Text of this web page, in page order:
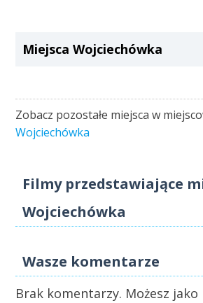
Miejsca Wojciechówka
Zobacz pozostałe miejsca w
Wojciechówka
Filmy przedstawiające
Wojciechówka
Wasze komentarze
Brak komentarzy. Możesz